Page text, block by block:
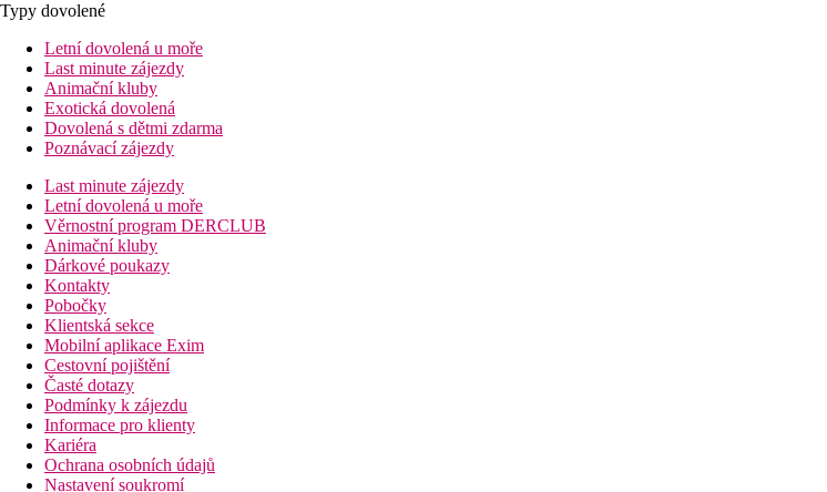
Typy dovolené
Letní dovolená u moře
Last minute zájezdy
Animační kluby
Exotická dovolená
Dovolená s dětmi zdarma
Poznávací zájezdy
Last minute zájezdy
Letní dovolená u moře
Věrnostní program DERCLUB
Animační kluby
Dárkové poukazy
Kontakty
Pobočky
Klientská sekce
Mobilní aplikace Exim
Cestovní pojištění
Časté dotazy
Podmínky k zájezdu
Informace pro klienty
Kariéra
Ochrana osobních údajů
Nastavení soukromí